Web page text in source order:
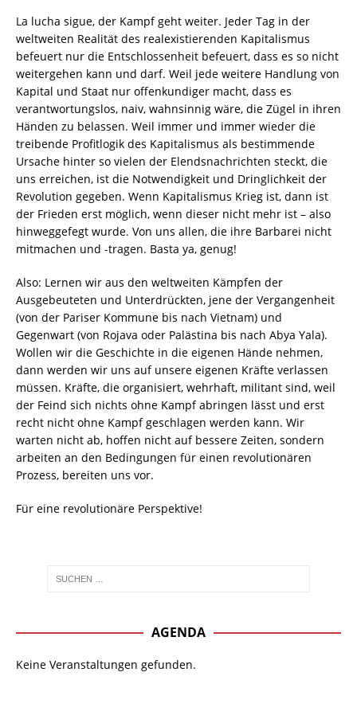
La lucha sigue, der Kampf geht weiter. Jeder Tag in der
weltweiten Realität des realexistierenden Kapitalismus
befeuert nur die Entschlossenheit befeuert, dass es so nicht
weitergehen kann und darf. Weil jede weitere Handlung von
Kapital und Staat nur offenkundiger macht, dass es
verantwortungslos, naiv, wahnsinnig wäre, die Zügel in ihren
Händen zu belassen. Weil immer und immer wieder die
treibende Profitlogik des Kapitalismus als bestimmende
Ursache hinter so vielen der Elendsnachrichten steckt, die
uns erreichen, ist die Notwendigkeit und Dringlichkeit der
Revolution gegeben. Wenn Kapitalismus Krieg ist, dann ist
der Frieden erst möglich, wenn dieser nicht mehr ist – also
hinweggefegt wurde. Von uns allen, die ihre Barbarei nicht
mitmachen und -tragen. Basta ya, genug!
Also: Lernen wir aus den weltweiten Kämpfen der
Ausgebeuteten und Unterdrückten, jene der Vergangenheit
(von der Pariser Kommune bis nach Vietnam) und
Gegenwart (von Rojava oder Palästina bis nach Abya Yala).
Wollen wir die Geschichte in die eigenen Hände nehmen,
dann werden wir uns auf unsere eigenen Kräfte verlassen
müssen. Kräfte, die organisiert, wehrhaft, militant sind, weil
der Feind sich nichts ohne Kampf abringen lässt und erst
recht nicht ohne Kampf geschlagen werden kann. Wir
warten nicht ab, hoffen nicht auf bessere Zeiten, sondern
arbeiten an den Bedingungen für einen revolutionären
Prozess, bereiten uns vor.
Für eine revolutionäre Perspektive!
AGENDA
Keine Veranstaltungen gefunden.